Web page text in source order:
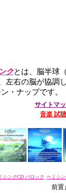
クとは、脳半球
左右の脳が協調
・ナップです。
サイトマ
音楽 試聴
シンクCD バロック ヘミシ
前置